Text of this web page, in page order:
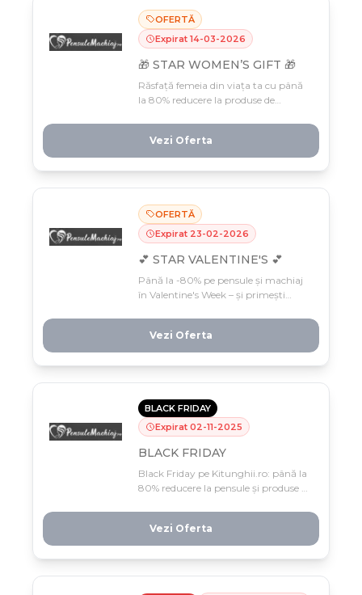
OFERTĂ
Expirat 14-03-2026
🎁 STAR WOMEN’S GIFT 🎁
Răsfață femeia din viața ta cu până
la 80% reducere la produse de
până pe 15 martie – campania STAR
WOMEN'S GIFT e aici să-ți fure
inima!
Vezi Oferta
OFERTĂ
Expirat 23-02-2026
💕 STAR VALENTINE'S 💕
Până la -80% pe pensule și machiaj
în Valentine's Week – și primești
99 RON! Oferta fierbinte doar până
pe 24 februarie, deci nu o rata.
Vezi Oferta
BLACK FRIDAY
Expirat 02-11-2025
BLACK FRIDAY
Black Friday pe Kitunghii.ro: până la
80% reducere la pensule și produse de
lei! Doar până pe 2 noiembrie –
apucă-te acum!
Vezi Oferta